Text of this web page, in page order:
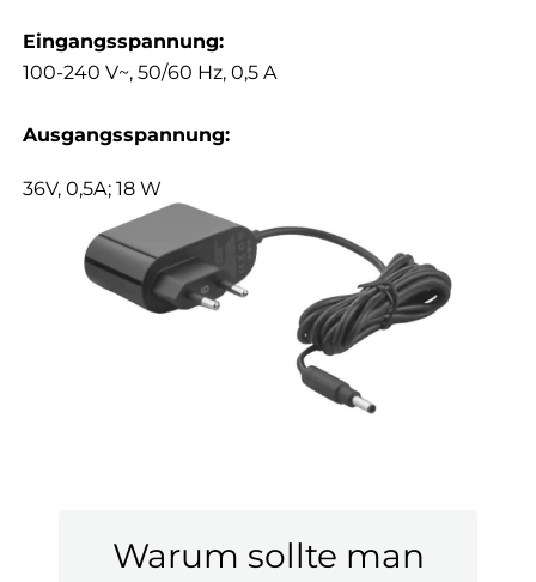
Eingangsspannung:
100-240 V~, 50/60 Hz, 0,5 A
Ausgangsspannung:
36V, 0,5A; 18 W
Warum sollte man